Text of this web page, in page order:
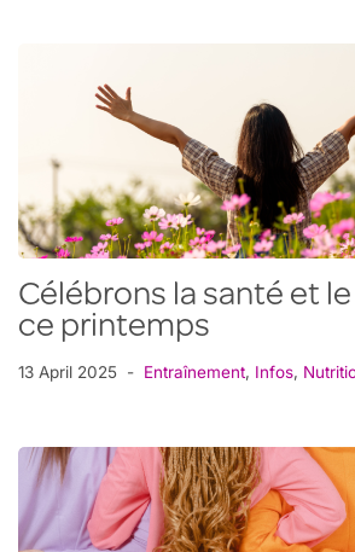
Célébrons la santé et
ce printemps
13 April 2025 Entraînement, Infos,